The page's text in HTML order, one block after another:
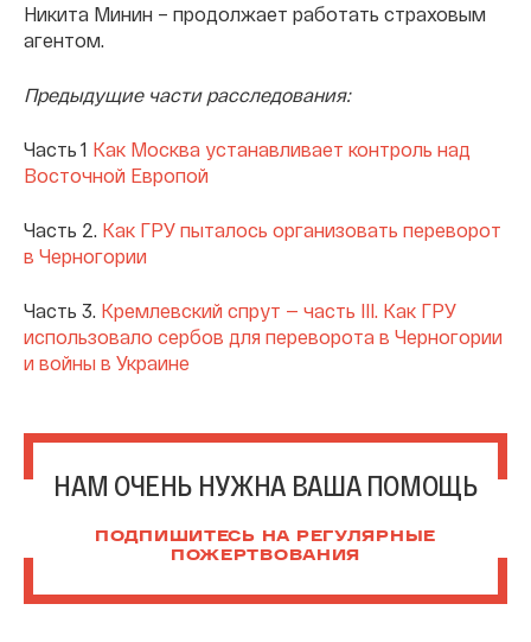
Никита Минин – продолжает работать страховым
агентом.
Предыдущие части расследования:
Часть 1 Как Москва устанавливает контроль над
Восточной Европой
Часть 2. Как ГРУ пыталось организовать переворот
в Черногории
Часть 3. Кремлевский спрут — часть III. Как ГРУ
использовало сербов для переворота в Черногории
и войны в Украине
НАМ ОЧЕНЬ НУЖНА ВАША ПОМОЩЬ
ПОДПИШИТЕСЬ НА РЕГУЛЯРНЫЕ
ПОЖЕРТВОВАНИЯ